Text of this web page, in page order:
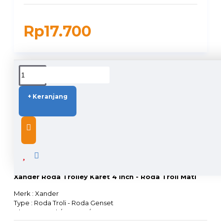
Rp17.700
+ Keranjang
DUKUNGAN PENGIRIMAN
DESCRIPTION
Xander Roda Trolley Karet 4 inch - Roda Troli Mati
Merk : Xander
Type : Roda Troli - Roda Genset
Ukuran : 4 Inch/ 100mm / 10cm